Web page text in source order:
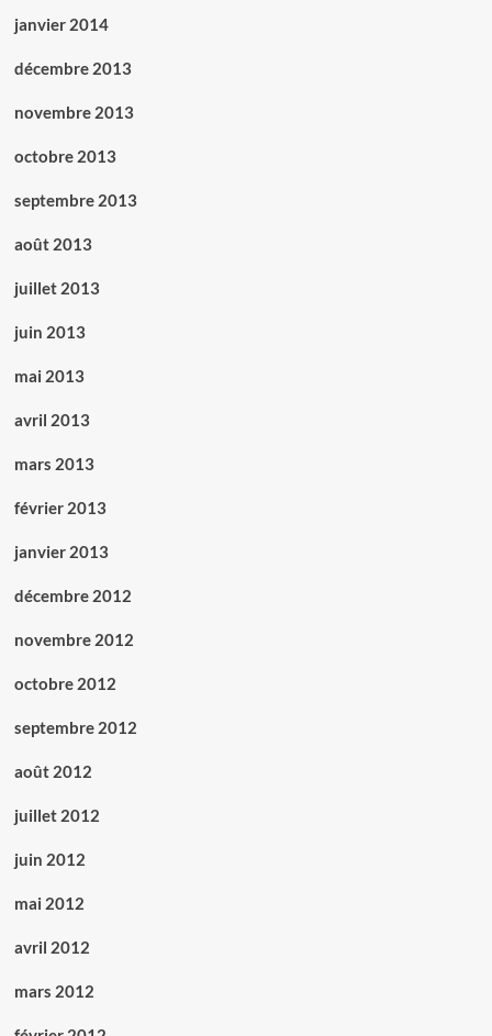
janvier 2014
décembre 2013
novembre 2013
octobre 2013
septembre 2013
août 2013
juillet 2013
juin 2013
mai 2013
avril 2013
mars 2013
février 2013
janvier 2013
décembre 2012
novembre 2012
octobre 2012
septembre 2012
août 2012
juillet 2012
juin 2012
mai 2012
avril 2012
mars 2012